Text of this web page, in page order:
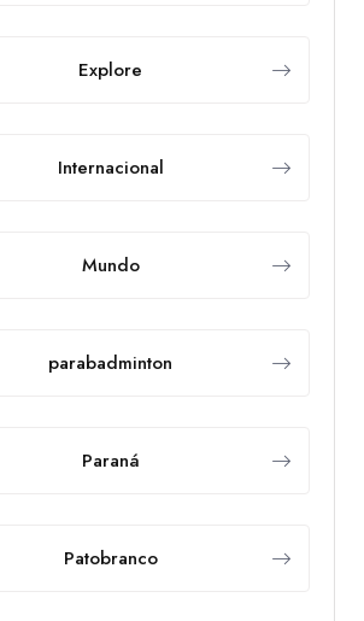
Explore
Internacional
Mundo
parabadminton
Paraná
Patobranco